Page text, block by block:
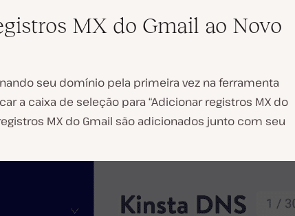
MX do Gmail ao Novo
seu domínio pela primeira vez na ferramenta
a caixa de seleção para “Adicionar registros MX do
MX do Gmail são adicionados junto com seu